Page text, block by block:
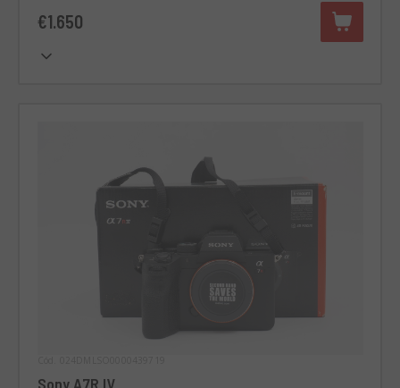
€1.650
Sony A7R IV